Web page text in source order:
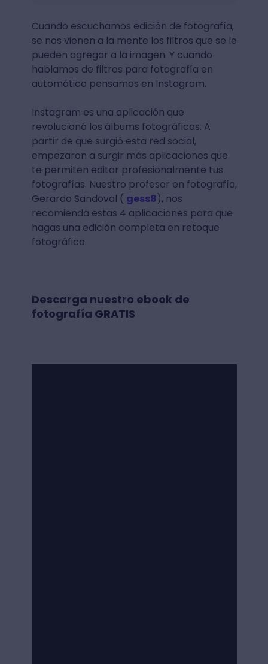
Cuando escuchamos edición de fotografía,
se nos vienen a la mente los filtros que se le
pueden agregar a la imagen. Y cuando
hablamos de filtros para fotografía en
automático pensamos en Instagram.
Instagram es una aplicación que
revolucionó los álbums fotográficos. A
partir de que surgió esta red social,
empezaron a surgir más aplicaciones que
te permiten editar profesionalmente tus
fotografías. Nuestro profesor en fotografía,
Gerardo Sandoval ( gess8), nos
recomienda estas 4 aplicaciones para que
hagas una edición completa en retoque
fotográfico.
Descarga nuestro ebook de
fotografía GRATIS